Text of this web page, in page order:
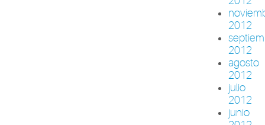
2012
2012
agosto
2012
julio
2012
junio